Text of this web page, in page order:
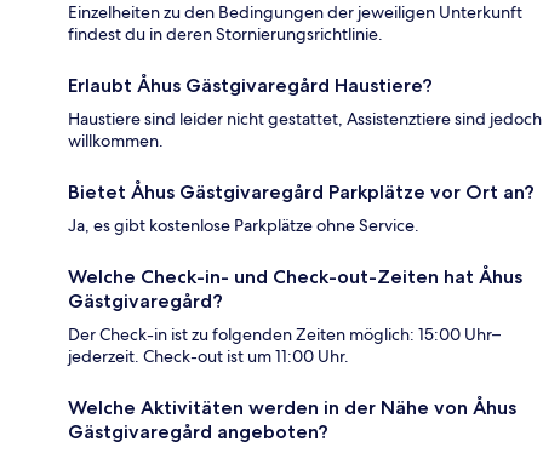
Einzelheiten zu den Bedingungen der jeweiligen Unterkunft
findest du in deren Stornierungsrichtlinie.
Erlaubt Åhus Gästgivaregård Haustiere?
Haustiere sind leider nicht gestattet, Assistenztiere sind jedoch
willkommen.
Bietet Åhus Gästgivaregård Parkplätze vor Ort an?
Ja, es gibt kostenlose Parkplätze ohne Service.
Welche Check-in- und Check-out-Zeiten hat Åhus
Gästgivaregård?
Der Check-in ist zu folgenden Zeiten möglich: 15:00 Uhr–
jederzeit. Check-out ist um 11:00 Uhr.
Welche Aktivitäten werden in der Nähe von Åhus
Gästgivaregård angeboten?